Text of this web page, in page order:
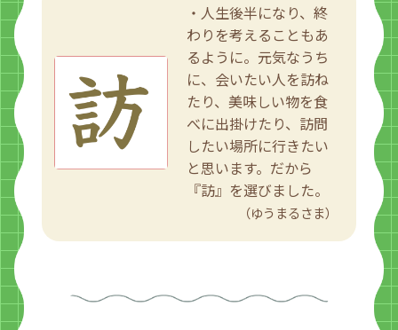
・人生後半になり、終
わりを考えることもあ
るように。元気なうち
に、会いたい人を訪ね
たり、美味しい物を食
べに出掛けたり、訪問
したい場所に行きたい
と思います。だから
『訪』を選びました。
（ゆうまるさま）